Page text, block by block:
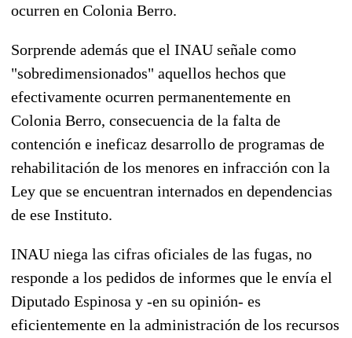
ocurren en Colonia Berro.
Sorprende además que el INAU señale como
"sobredimensionados" aquellos hechos que
efectivamente ocurren permanentemente en
Colonia Berro, consecuencia de la falta de
contención e ineficaz desarrollo de programas de
rehabilitación de los menores en infracción con la
Ley que se encuentran internados en dependencias
de ese Instituto.
INAU niega las cifras oficiales de las fugas, no
responde a los pedidos de informes que le envía el
Diputado Espinosa y -en su opinión- es
eficientemente en la administración de los recursos